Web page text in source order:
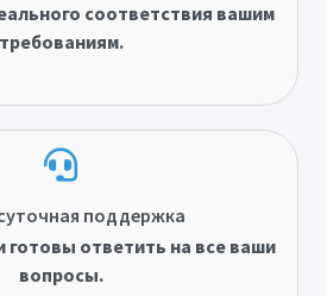
соответствия вашим
требованиям.
поддержка
готовы ответить на все ваши
вопросы.